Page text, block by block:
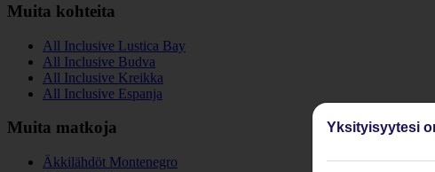
Muita kohteita
All Inclusive Lustica Bay
All Inclusive Budva
All Inclusive Kreikka
All Inclusive Espanja
Muita matkoja
Äkkilähdöt Montenegro
Yksityisyytesi